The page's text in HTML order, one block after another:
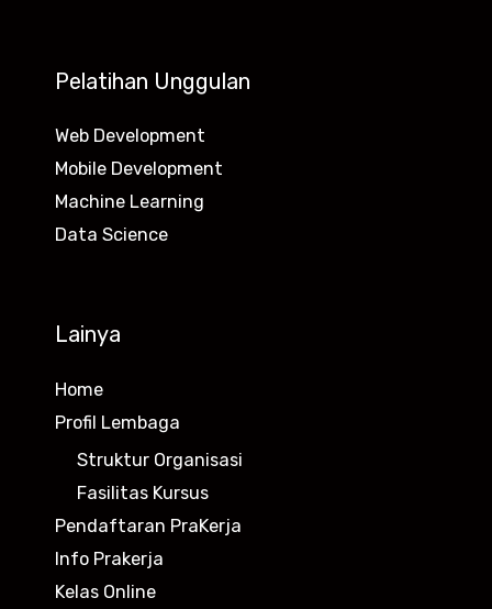
Pelatihan Unggulan
Web Development
Mobile Development
Machine Learning
Data Science
Lainya
Home
Profil Lembaga
Struktur Organisasi
Fasilitas Kursus
Pendaftaran PraKerja
Info Prakerja
Kelas Online